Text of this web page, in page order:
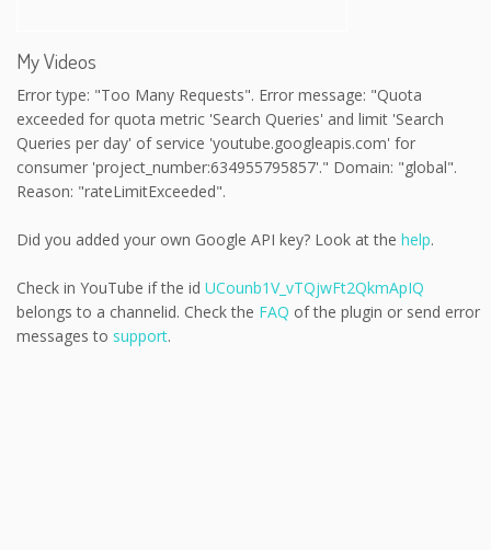
My Videos
Error type: "Too Many Requests". Error message: "Quota
exceeded for quota metric 'Search Queries' and limit 'Search
Queries per day' of service 'youtube.googleapis.com' for
consumer 'project_number:634955795857'." Domain: "global".
Reason: "rateLimitExceeded".
Did you added your own Google API key? Look at the help.
Check in YouTube if the id UCounb1V_vTQjwFt2QkmApIQ
belongs to a channelid. Check the FAQ of the plugin or send error
messages to support.